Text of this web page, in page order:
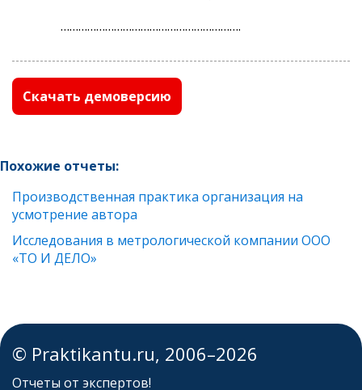
…………………………………………………….
Скачать демоверсию
Похожие отчеты:
Производственная практика организация на
усмотрение автора
Исследования в метрологической компании ООО
«ТО И ДЕЛО»
© Praktikantu.ru, 2006–2026
Отчеты от экспертов!